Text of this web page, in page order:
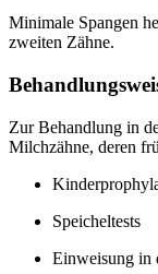
Minimale Spangen
zweiten Zähne.
Zur Behandlung in
Milchzähne, deren
Speicheltests
Einweisung in